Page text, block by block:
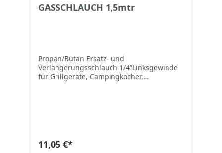
GASSCHLAUCH 1,5mtr
Propan/Butan Ersatz- und
Verlängerungsschlauch 1/4”Linksgewinde
für Grillgeräte, Campingkocher,
11,05 €*